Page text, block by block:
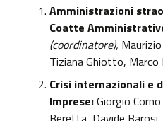
Amministrazioni
Coatte
(coordinatore),
Tiziana Ghiotto, Marco
Crisi internazionali e
Imprese:Giorgio
OPERE PUBBLICHE